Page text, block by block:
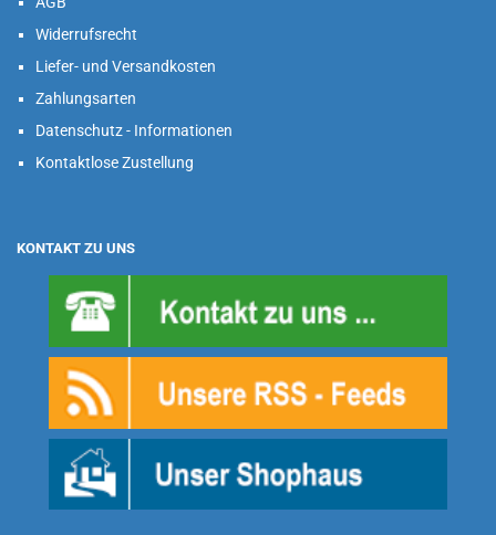
Widerrufsrecht
Liefer- und Versandkosten
Zahlungsarten
Datenschutz - Informationen
Kontaktlose Zustellung
KONTAKT ZU UNS